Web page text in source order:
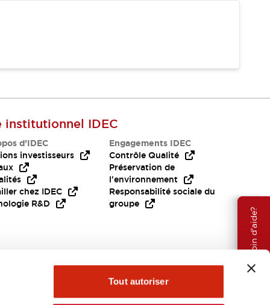
Tout autoriser
Besoin d'aide?
institutionnel IDEC
d’IDEC
investisseurs
chez IDEC
R&D
Engagements IDEC
Contrôle Qualité
Préservation de
l'environnement
Responsabilité sociale du
groupe